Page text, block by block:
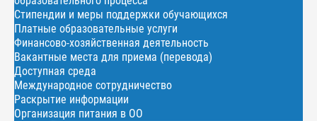
Стипендии и меры поддержки обучающихся
Платные образовательные услуги
Финансово-хозяйственная деятельность
Вакантные места для приема (перевода)
Доступная среда
Международное сотрудничество
Раскрытие информации
Организация питания в ОО